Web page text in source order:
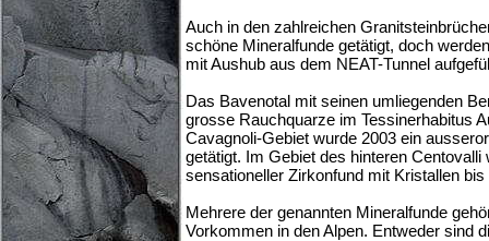
Auch in den zahlreichen
schöne Mineralfunde getätigt, doch
mit Aushub aus dem NEAT-Tunnel
Das Bavenotal mit seinen umliegenden
grosse Rauchquarze im Tessinerhabitus
Cavagnoli-Gebiet wurde 2003 ein
getätigt. Im Gebiet des hinteren
sensationeller Zirkonfund mit Kristallen
Mehrere der genannten Mineralfunde
Vorkommen in den Alpen. Entweder sind